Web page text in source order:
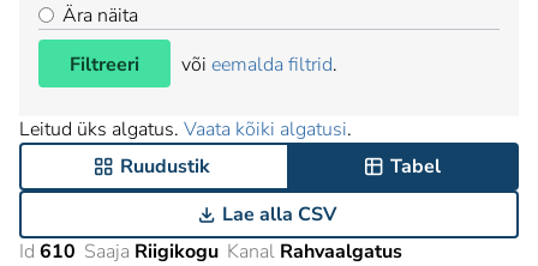
Ära näita
Filtreeri
või eemalda filtrid.
Leitud üks algatus. Vaata kõiki algatusi.
Ruudustik
Tabel
Lae alla CSV
Id 610 Saaja Riigikogu Kanal Rahvaalgatus